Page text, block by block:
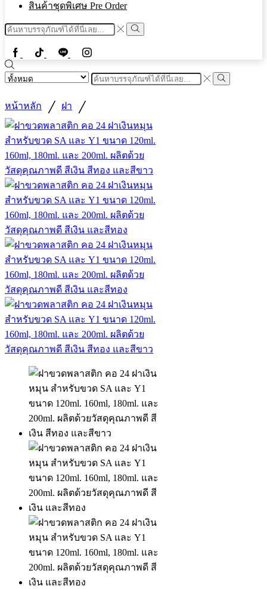
สินค้าชุดพิเศษ Pre Order
Search
input
Search
FacebookTiktok Line Instragram
Search
input
Search
หน้าหลัก / ฝา /